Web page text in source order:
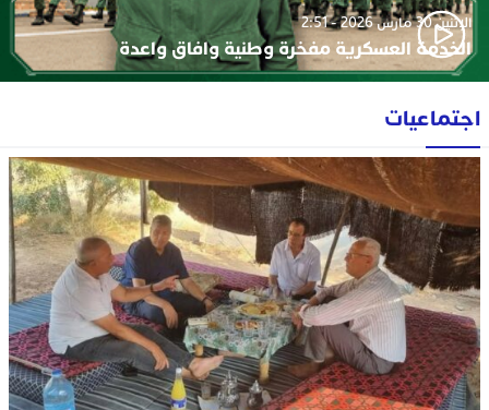
الإثنين 30 مارس 2026 - 2:51
الخدمة العسكرية مفخرة وطنية وافاق واعدة
اجتماعيات